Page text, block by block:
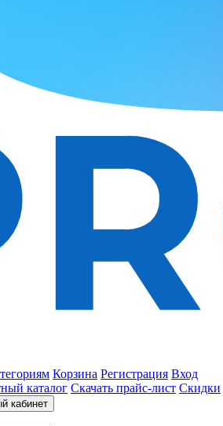
Корзина Регистрация Вход
каталог Скачать прайс-лист Скидки
кабинет